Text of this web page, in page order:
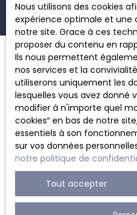
JE RECHERCHE UN BIEN
Location bureau Charleroi
Location appartement
Vente maison mitoyenne 2
Vente maison mitoyenne 1
Vente villa Marcinelle (6001)
Nous utilisons des cookies
expérience optimale et
notre site. Grace à ces
proposer du contenu en
Ils nous permettent
nos services et la
utiliserons uniquement les
lesquelles vous avez donné
modifier à n'importe quel
cookies″ en bas de notre
essentiels à son
sur vos données
notre politique de
Tout accepter